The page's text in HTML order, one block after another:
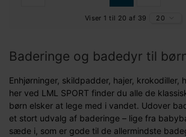
Viser 1 til 20 af 39 20
Baderinge og badedyr til
Enhjørninger, skildpadder, hajer, krokodiller,
her ved LML SPORT finder du alle de
børn elsker at lege med i vandet. Udover
et stort udvalg af baderinge – lige fra
sæde i, som er gode til de allermindste